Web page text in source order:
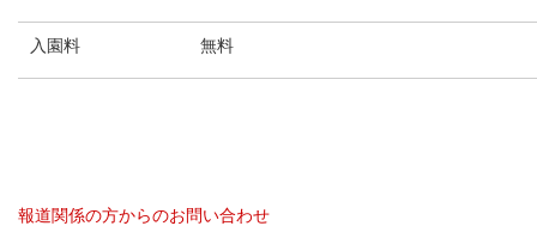
入園料 無料
報道関係の方からのお問い合わせ